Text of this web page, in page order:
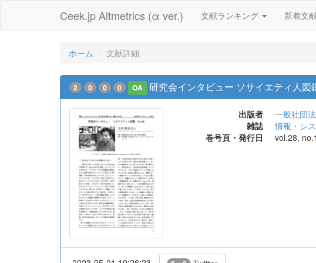
Ceek.jp Altmetrics (α ver.) 文献ランキング 新着文
ホーム 文献詳細
2 0 0 0 OA 研究会インタビュー ソサイエティ人図
出版者
一般社団
雑誌
情報・シ
巻号頁・発行日
vol.28,